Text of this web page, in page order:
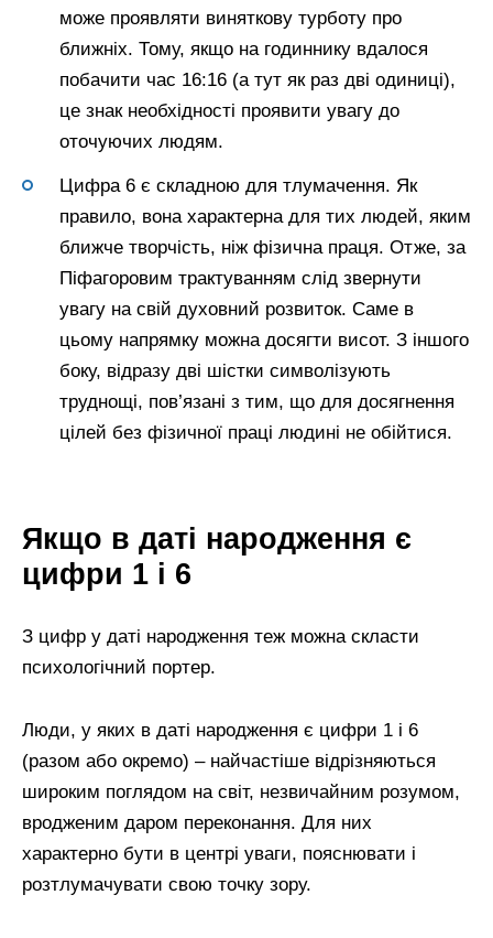
може проявляти виняткову турботу про
ближніх. Тому, якщо на годиннику вдалося
побачити час 16:16 (а тут як раз дві одиниці),
це знак необхідності проявити увагу до
оточуючих людям.
Цифра 6 є складною для тлумачення. Як
правило, вона характерна для тих людей, яким
ближче творчість, ніж фізична праця. Отже, за
Піфагоровим трактуванням слід звернути
увагу на свій духовний розвиток. Саме в
цьому напрямку можна досягти висот. З іншого
боку, відразу дві шістки символізують
труднощі, пов’язані з тим, що для досягнення
цілей без фізичної праці людині не обійтися.
Якщо в даті народження є
цифри 1 і 6
З цифр у даті народження теж можна скласти
психологічний портер.
Люди, у яких в даті народження є цифри 1 і 6
(разом або окремо) – найчастіше відрізняються
широким поглядом на світ, незвичайним розумом,
вродженим даром переконання. Для них
характерно бути в центрі уваги, пояснювати і
розтлумачувати свою точку зору.